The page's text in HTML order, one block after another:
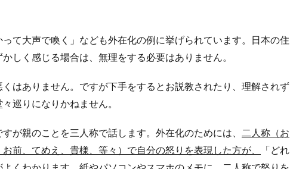
って大声で喚く」なども外在化の例に挙げられています。日本の住
しく感じる場合は、無理をする必要はありません。
はありません。ですが下手をするとお説教されたり、理解されず
巡りになりかねません。
が親のことを三人称で話します。外在化のためには、
二人称（お
前、てめえ、貴様、等々）で自分の怒りを表現した方が、
「どれ